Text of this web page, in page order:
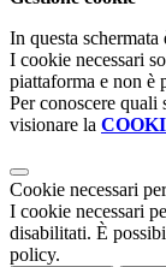
In questa
I cookie necessari
piattaforma e non è
Per conoscere quali
visionare la
Cookie necessari
I cookie necessari
disabilitati. È
policy.